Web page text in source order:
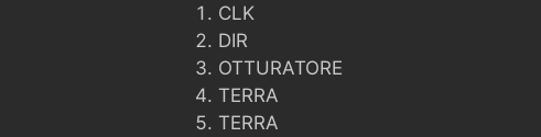
CLK
DIR
OTTURATORE
TERRA
TERRA